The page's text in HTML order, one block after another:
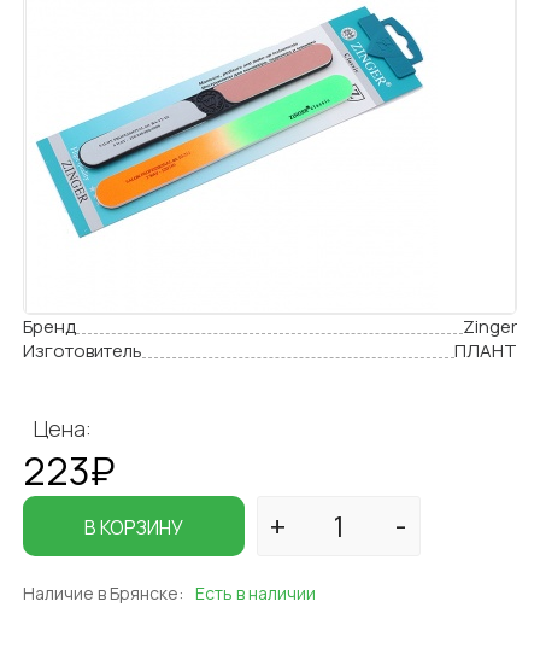
Бренд
Zinger
Изготовитель
ПЛАНТ
Цена:
223₽
В КОРЗИНУ
Наличие в Брянске: Есть в наличии